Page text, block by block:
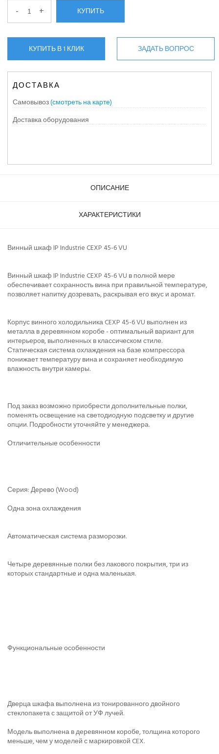
- + КУПИТЬ
КУПИТЬ В 1 КЛИК ЗАДАТЬ ВОПРОС
ДОСТАВКА
Самовывоз(смотреть на карте)
Доставка оборудования
ОПИСАНИЕ
ХАРАКТЕРИСТИКИ
Винный шкаф IP Industrie CEXP 45-6 VU
Винный шкаф IP Industrie CEXP 45-6 VU в полной мере
обеспечивает сохранность вина при правильной температуре,
позволяет напитку дозревать, раскрывая его вкус и аромат.
Корпус винного холодильника CEXP 45-6 VU выполнен из
металла в деревянном коробе - оптимальный вариант для
интерьеров, выполненных в классическом стиле.
Статическая система охлаждения на базе компрессора
понижает температуру вина и сохраняет необходимую
влажность внутри камеры.
Под заказ возможно приобрести дополнительные полки,
поменять освещение на светодиодную подсветку и другие
опции. Подробности уточняйте у менеджера.
Отличительные особенности
Серия: Дерево (Wood)
Одна зона охлаждения
Автоматическая система разморозки.
Четыре деревянные полки без лакового покрытия, три из
которых стандартные и одна маленькая.
Функциональные особенности
Дверца шкафа выполнена из тонированного двойного
стеклопакета с защитой от УФ лучей.
Модель выполнена в деревянном коробе, толщина которого
меньше, чем у моделей с маркировкой CEX.